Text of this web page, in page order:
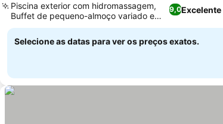
9,0Excelente
Piscina exterior com hidromassagem,
Buffet de pequeno-almoço variado e
delicioso
Selecione as datas para ver os preços exatos.